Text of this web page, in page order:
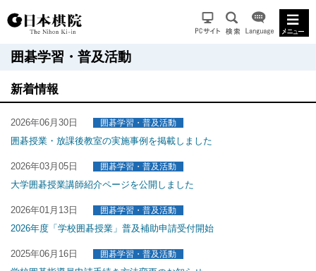
囲碁学習・普及活動